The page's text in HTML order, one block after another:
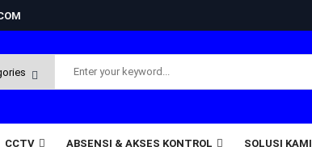
CCTV ABSENSI & AKSES KONTROL SOLUSI KAMI